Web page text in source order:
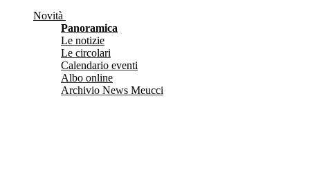
Novità
Panoramica
Le notizie
Le circolari
Calendario eventi
Albo online
Archivio News Meucci